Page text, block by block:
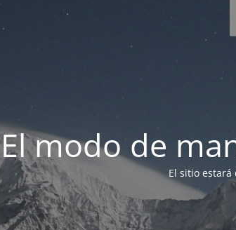
El modo de
El sitio estará